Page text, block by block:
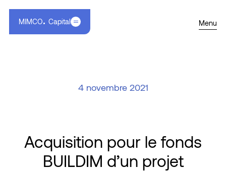
MIMCO Capital Menu
4 novembre 2021
Acquisition pour le fonds
BUILDIM d’un projet